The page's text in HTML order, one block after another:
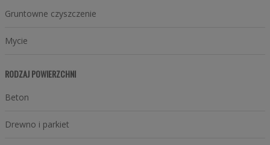
Gruntowne czyszczenie
Mycie
RODZAJ POWIERZCHNI
Beton
Drewno i parkiet